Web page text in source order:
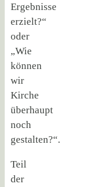
Ergebnisse
erzielt?“
oder
„Wie
können
wir
Kirche
überhaupt
noch
gestalten?“.
Teil
der